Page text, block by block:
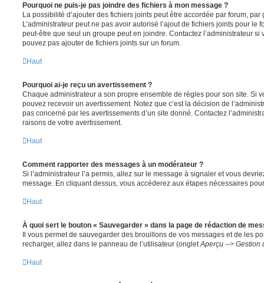
Pourquoi ne puis-je pas joindre des fichiers à mon message ?
La possibilité d’ajouter des fichiers joints peut être accordée par forum, par
L’administrateur peut ne pas avoir autorisé l’ajout de fichiers joints pour le
peut-être que seul un groupe peut en joindre. Contactez l’administrateur
pouvez pas ajouter de fichiers joints sur un forum.
Haut
Pourquoi ai-je reçu un avertissement ?
Chaque administrateur a son propre ensemble de règles pour son site. Si
pouvez recevoir un avertissement. Notez que c’est la décision de
pas concerné par les avertissements d’un site donné. Contactez
raisons de votre avertissement.
Haut
Comment rapporter des messages à un modérateur ?
Si l’administrateur l’a permis, allez sur le message à signaler et vous
message. En cliquant dessus, vous accéderez aux étapes nécessaires
Haut
À quoi sert le bouton « Sauvegarder » dans la page de rédaction de
Il vous permet de sauvegarder des brouillons de vos messages et de les
recharger, allez dans le panneau de l’utilisateur (onglet Aperçu --> Gestion
Haut